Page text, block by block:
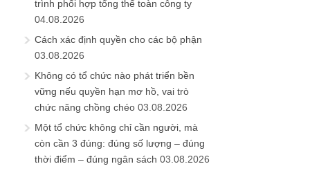
trình phối hợp tổng thể toàn công ty
04.08.2026
Cách xác định quyền cho các bộ phận
03.08.2026
Không có tổ chức nào phát triển bền
vững nếu quyền hạn mơ hồ, vai trò
chức năng chồng chéo 03.08.2026
Một tổ chức không chỉ cần người, mà
còn cần 3 đúng: đúng số lượng – đúng
thời điểm – đúng ngân sách 03.08.2026